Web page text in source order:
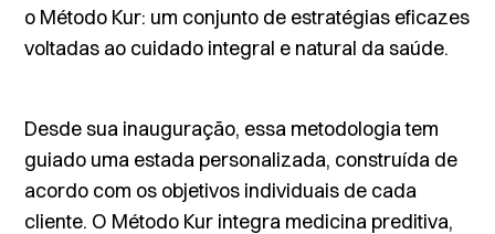
o Método Kur: um conjunto de estratégias eficazes
voltadas ao cuidado integral e natural da saúde.
Desde sua inauguração, essa metodologia tem
guiado uma estada personalizada, construída de
acordo com os objetivos individuais de cada
cliente. O Método Kur integra medicina preditiva,